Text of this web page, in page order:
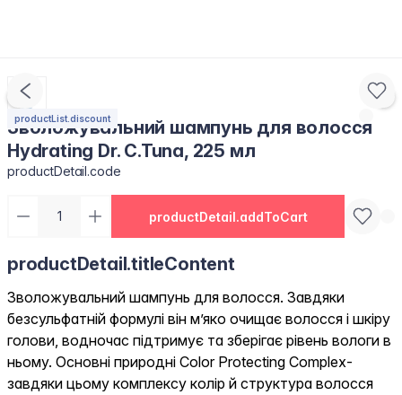
productList.discount
Зволожувальний шампунь для волосся
Hydrating Dr. C.Tuna, 225 мл
productDetail.code
productDetail.addToCart
productDetail.titleContent
Зволожувальний шампунь для волосся. Завдяки
безсульфатній формулі він м’яко очищає волосся і шкіру
голови, водночас підтримує та зберігає рівень вологи в
ньому. Основні природні Color Protecting Complex-
завдяки цьому комплексу колір й структура волосся